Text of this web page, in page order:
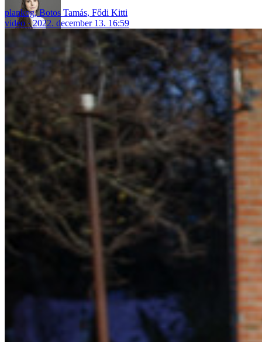
plankog,Botos Tamás, Fődi Kitti
video
2022. december 13. 16:59